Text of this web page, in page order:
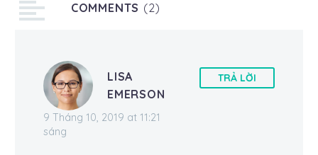
quis ut aliquip exea
COMMENTS (2)
LISA
EMERSON
9 Tháng 10, 2019 at 11:21
sáng
TRẢ LỜI